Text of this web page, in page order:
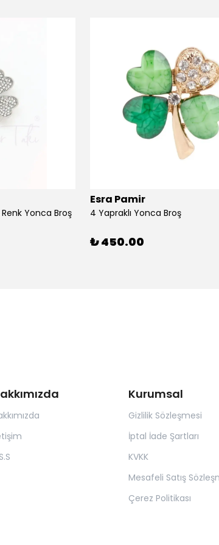
Yonca Broş
Esra Pamir
4 Yapraklı Yonca Broş
₺ 450.00
Kurumsal
Gizlilik Sözleşmesi
İptal İade Şartları
KVKK
Mesafeli Satış
Çerez Politikası